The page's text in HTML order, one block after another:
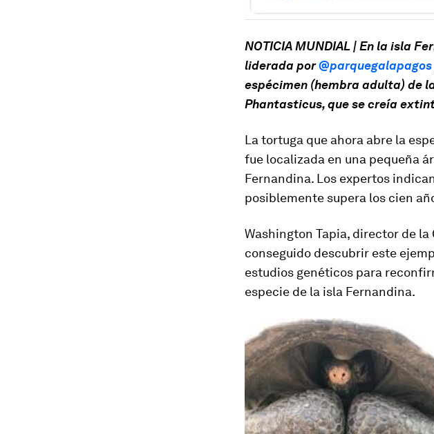
NOTICIA MUNDIAL | En la isla
liderada por@parquegalapagos
espécimen (hembra adulta) de
Phantasticus, que se creía
La tortuga que ahora abre la
fue localizada en una pequeña
Fernandina. Los expertos
posiblemente supera los cien
Washington Tapia, director de la
conseguido descubrir este
estudios genéticos para
especie de la isla Fernandina.